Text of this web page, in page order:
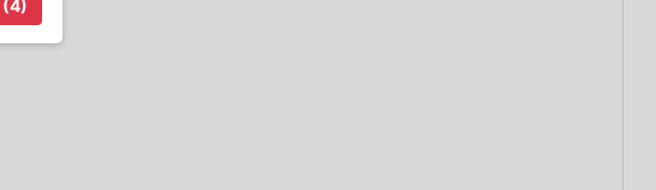
(3)